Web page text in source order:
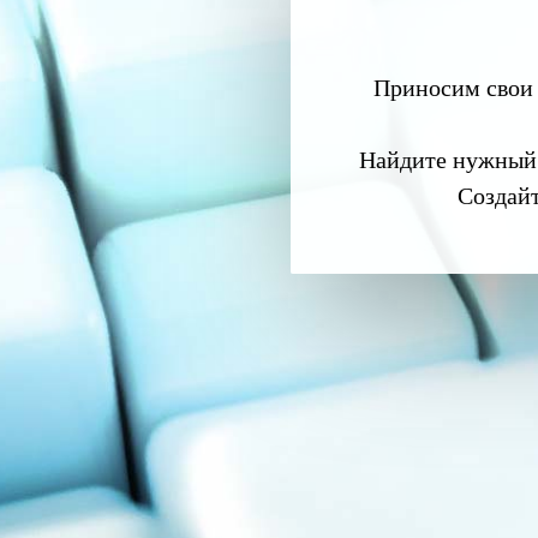
Приносим свои
Найдите